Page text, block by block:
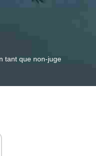
tant que non-juge